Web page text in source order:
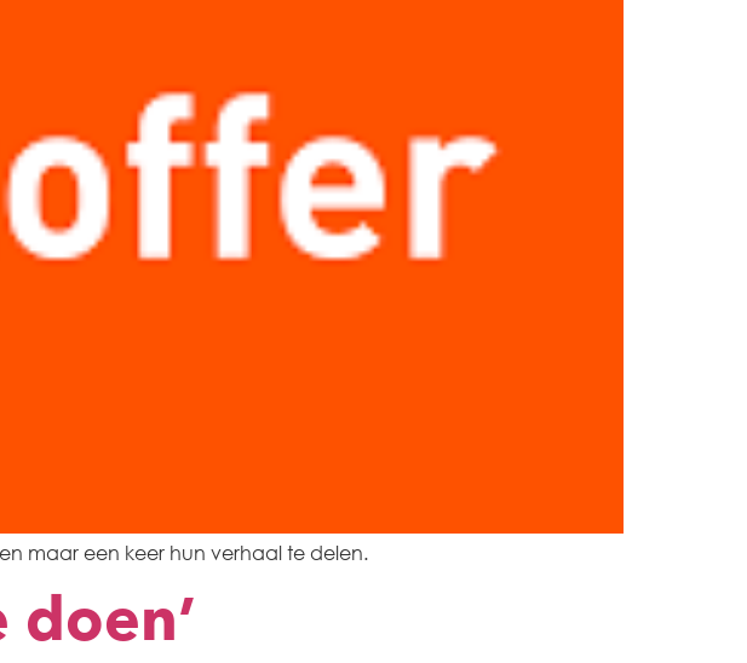
maar een keer hun verhaal te delen.